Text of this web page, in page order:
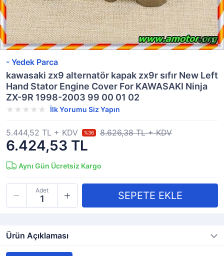
- Yedek Parca
kawasaki zx9 alternatör kapak zx9r sıfır New Left
Hand Stator Engine Cover For KAWASAKI Ninja
ZX-9R 1998-2003 99 00 01 02
İlk Yorumu Siz Yapın
6.424,53 TL
5.444,52 TL + KDV %36 8.626,38 TL + KDV
Aynı Gün Ücretsiz Kargo
Adet
Ürün Açıklaması